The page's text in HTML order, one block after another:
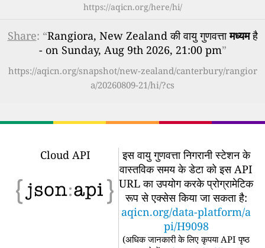
https://aqicn.org/here/hi/
Share: “Rangiora, New Zealand की वायु गुणवत्तामध्यमहै
- on Sunday, Aug 9th 2026, 21:00 pm”
https://aqicn.org/snapshot/new-zealand/canterbury/rangior
a/20260809-21/hi/?cs
Cloud API
इस वायु गुणवत्ता निगरानी स्टेशन के
वास्तविक समय के डेटा को इस API
URL का उपयोग करके प्रोग्रामेटिक
रूप से एक्सेस किया जा सकता है:
aqicn.org/data-platform/a
pi/H9098
(अधिक जानकारी के लिए कृपया API पृष्ठ